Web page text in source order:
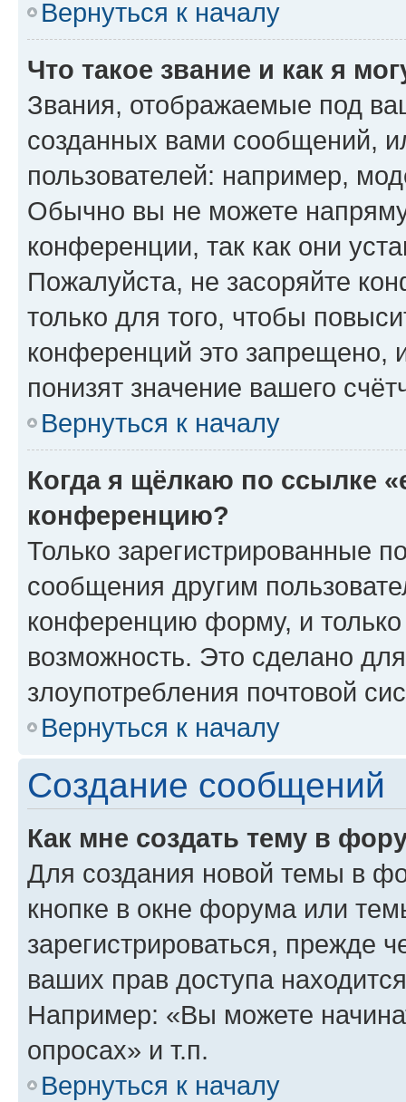
Вернуться к началу
Что такое звание и как я
Звания, отображаемые под
созданных вами сообщений,
пользователей: например,
Обычно вы не можете
конференции, так как они
Пожалуйста, не засоряйте
только для того, чтобы
конференций это запрещено,
понизят значение вашего
Вернуться к началу
Когда я щёлкаю по ссылке
конференцию?
Только зарегистрированные
сообщения другим
конференцию форму, и
возможность. Это сделано
злоупотребления почтовой
Вернуться к началу
Создание сообщений
Как мне создать тему в
Для создания новой темы в
кнопке в окне форума или
зарегистрироваться, прежде
ваших прав доступа
Например: «Вы можете
опросах» и т.п.
Вернуться к началу